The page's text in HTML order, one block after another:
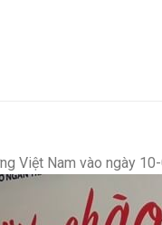
Việt Nam vào ngày